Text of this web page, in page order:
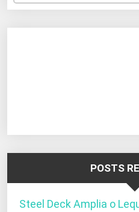
POSTS
Steel Deck Amplia o